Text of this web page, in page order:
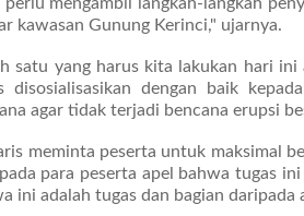
mengambil langkah-langkah
kawasan Gunung Kerinci," ujarnya.
satu yang harus kita lakukan hari ini
disosialisasikan dengan baik
agar tidak terjadi bencana erupsi
meminta peserta untuk maksimal
para peserta apel bahwa tugas
ini adalah tugas dan bagian daripada